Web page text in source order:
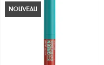
NOUVEAU